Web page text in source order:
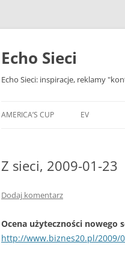
Przejdź
treści
Echo Sieci
Echo Sieci: inspiracje, reklamy
AMERICA’S CUP EV
Z sieci, 2009-01-23
Dodaj komentarz
Ocena użyteczności nowego
http://www.biznes20.pl/2009/